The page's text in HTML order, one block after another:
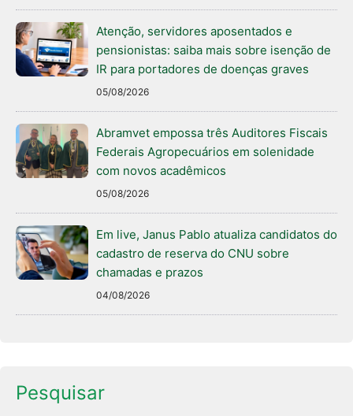
Atenção, servidores aposentados e
pensionistas: saiba mais sobre isenção de
IR para portadores de doenças graves
05/08/2026
Abramvet empossa três Auditores Fiscais
Federais Agropecuários em solenidade
com novos acadêmicos
05/08/2026
Em live, Janus Pablo atualiza candidatos do
cadastro de reserva do CNU sobre
chamadas e prazos
04/08/2026
Pesquisar